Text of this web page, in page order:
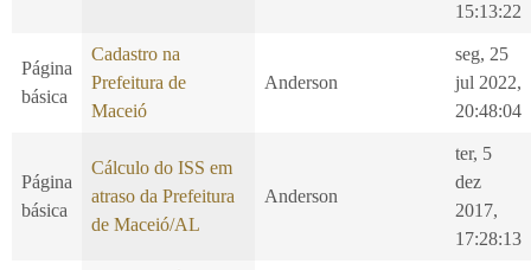
15:13:22
Página
básica
Cadastro na
Prefeitura de
Maceió
Anderson
seg, 25
jul 2022,
20:48:04
Página
básica
Cálculo do ISS em
atraso da Prefeitura
de Maceió/AL
Anderson
ter, 5
dez
2017,
17:28:13